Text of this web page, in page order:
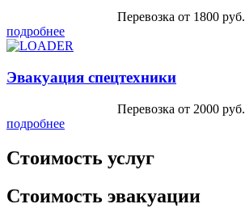
Перевозка от 1800 руб.
подробнее
Эвакуация спецтехники
Перевозка от 2000 руб.
подробнее
Стоимость услуг
Стоимость эвакуации